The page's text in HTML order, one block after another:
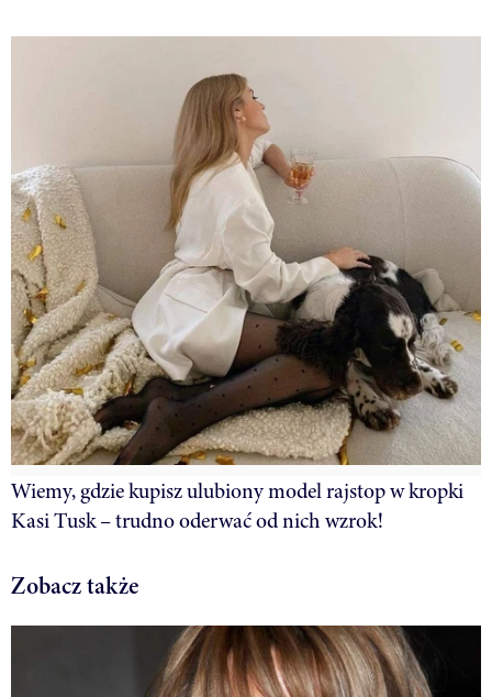
Wiemy, gdzie kupisz ulubiony model rajstop w kropki
Kasi Tusk – trudno oderwać od nich wzrok!
Zobacz także